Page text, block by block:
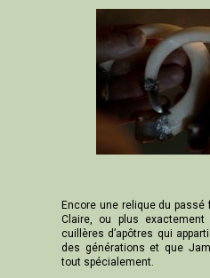
Encore une relique du
Claire, ou plus
cuillères d’apôtres qui
des générations et que
tout spécialement.